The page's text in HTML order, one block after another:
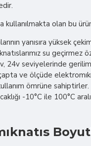
kullanılmakta olan bu
yanısıra yüksek
su geçirmez
24v seviyelerinde
ve ölçüde
ömrüne sahiptirler.
-10°C ile 100°C